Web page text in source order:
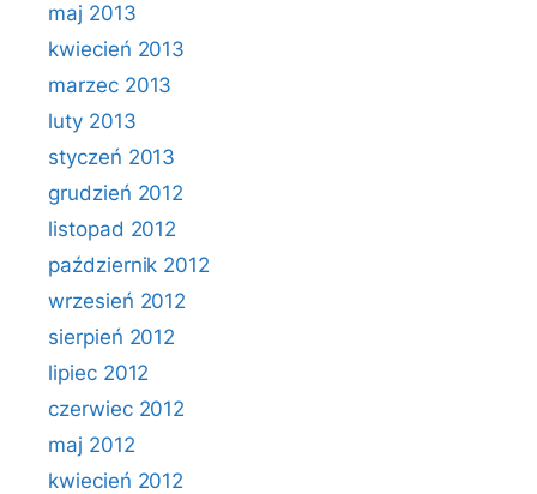
maj 2013
kwiecień 2013
marzec 2013
luty 2013
styczeń 2013
grudzień 2012
listopad 2012
październik 2012
wrzesień 2012
sierpień 2012
lipiec 2012
czerwiec 2012
maj 2012
kwiecień 2012